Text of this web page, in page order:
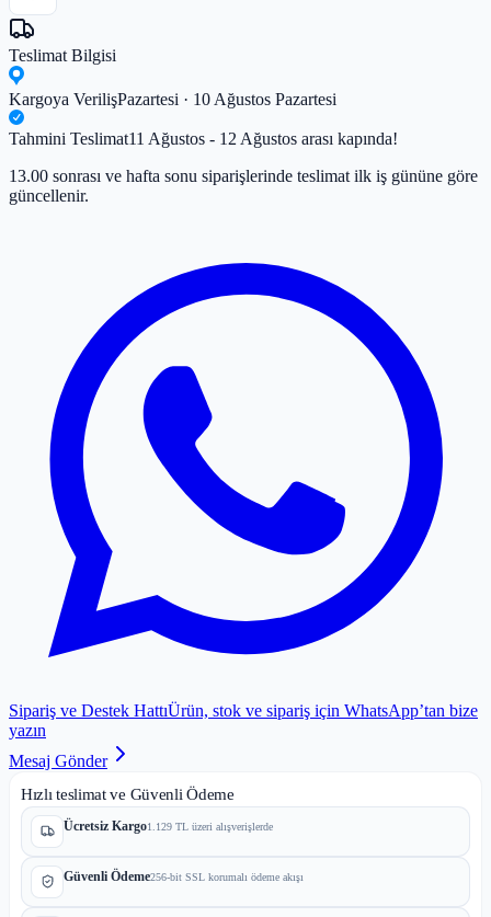
Teslimat Bilgisi
Kargoya VerilişPazartesi · 10 Ağustos Pazartesi
Tahmini Teslimat11 Ağustos - 12 Ağustos arası kapında!
13.00 sonrası ve hafta sonu siparişlerinde teslimat ilk iş gününe göre
güncellenir.
Sipariş ve Destek HattıÜrün, stok ve sipariş için WhatsApp’tan bize
yazın
Mesaj Gönder
Hızlı teslimat ve Güvenli Ödeme
Ücretsiz Kargo1.129 TL üzeri alışverişlerde
Güvenli Ödeme256-bit SSL korumalı ödeme akışı